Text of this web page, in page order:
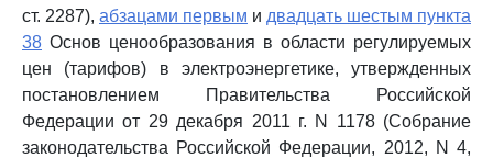
ст. 2287), абзацами первым и двадцать шестым пункта
38 Основ ценообразования в области регулируемых
цен (тарифов) в электроэнергетике, утвержденных
постановлением Правительства Российской
Федерации от 29 декабря 2011 г. N 1178 (Собрание
законодательства Российской Федерации, 2012, N 4,